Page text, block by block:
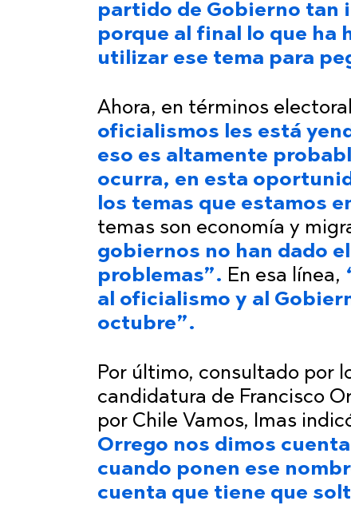
partido de Gobierno tan
porque al final lo que ha
utilizar ese tema para
Ahora, en términos
oficialismos les está
eso es altamente
ocurra, en esta
los temas que estamos
temas son economía y
gobiernos no han dado
problemas”. En esa línea,
al oficialismo y al
octubre”.
Por último, consultado por
candidatura de Francisco
por Chile Vamos, Imas
Orrego nos dimos
cuando ponen ese
cuenta que tiene que